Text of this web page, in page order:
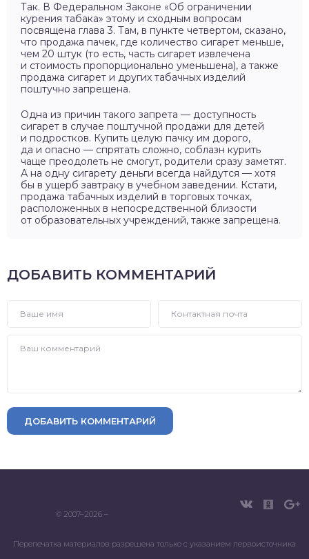
Так. В Федеральном Законе «Об ограничении
курения табака» этому и сходным вопросам
посвящена глава 3. Там, в пункте четвертом, сказано,
что продажа пачек, где количество сигарет меньше,
чем 20 штук (то есть, часть сигарет извлечена
и стоимость пропорционально уменьшена), а также
продажа сигарет и других табачных изделий
поштучно запрещена.
Одна из причин такого запрета — доступность
сигарет в случае поштучной продажи для детей
и подростков. Купить целую пачку им дорого,
да и опасно — спрятать сложно, соблазн курить
чаще преодолеть не смогут, родители сразу заметят.
А на одну сигарету деньги всегда найдутся — хотя
бы в ущерб завтраку в учебном заведении. Кстати,
продажа табачных изделий в торговых точках,
расположенных в непосредственной близости
от образовательных учреждений, также запрещена.
ДОБАВИТЬ КОММЕНТАРИЙ
ДОБАВИТЬ КОММЕНТАРИЙ
© 2007–2026 –
Перепечатка материалов разрешена только с указанием первоисточника